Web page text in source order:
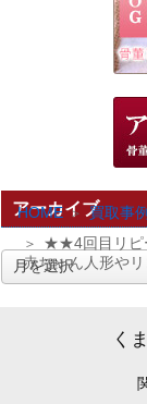
HOME 買取事例
★★4回目リピ
赤ちゃん人形や
アーカイブ
く